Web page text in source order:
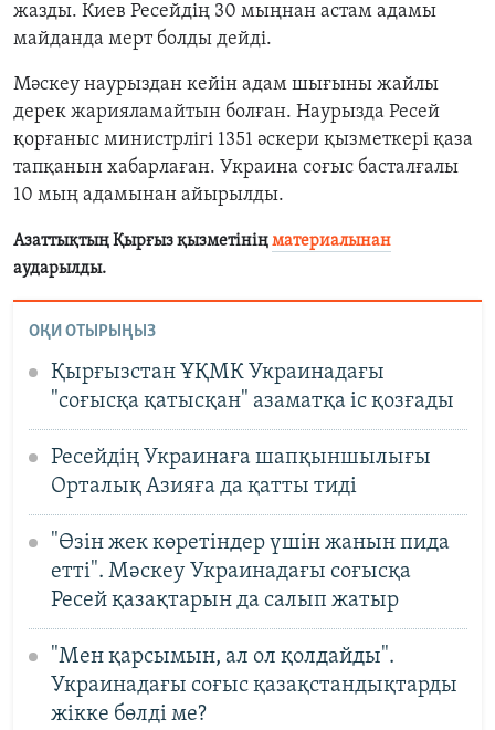
жазды. Киев Ресейдің 30 мыңнан астам адамы
майданда мерт болды дейді.
Мәскеу наурыздан кейін адам шығыны жайлы
дерек жарияламайтын болған. Наурызда Ресей
қорғаныс министрлігі 1351 әскери қызметкері қаза
тапқанын хабарлаған. Украина соғыс басталғалы
10 мың адамынан айырылды.
Азаттықтың Қырғыз қызметініңматериалынан
аударылды.
ОҚИ ОТЫРЫҢЫЗ
Қырғызстан ҰҚМК Украинадағы
"соғысқа қатысқан" азаматқа іс қозғады
Ресейдің Украинаға шапқыншылығы
Орталық Азияға да қатты тиді
"Өзін жек көретіндер үшін жанын пида
етті". Мәскеу Украинадағы соғысқа
Ресей қазақтарын да салып жатыр
"Мен қарсымын, ал ол қолдайды".
Украинадағы соғыс қазақстандықтарды
жікке бөлді ме?